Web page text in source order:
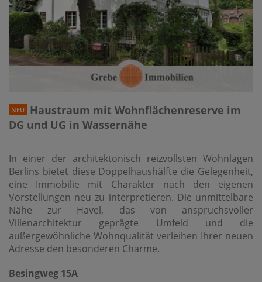
NEU
Haustraum mit Wohnflächenreserve im
DG und UG in Wassernähe
In einer der architektonisch reizvollsten Wohnlagen
Berlins bietet diese Doppelhaushälfte die Gelegenheit,
eine Immobilie mit Charakter nach den eigenen
Vorstellungen neu zu interpretieren. Die unmittelbare
Nähe zur Havel, das von anspruchsvoller
Villenarchitektur geprägte Umfeld und die
außergewöhnliche Wohnqualität verleihen Ihrer neuen
Adresse den besonderen Charme.
Besingweg 15A